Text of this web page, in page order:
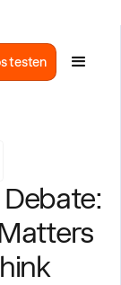
testen